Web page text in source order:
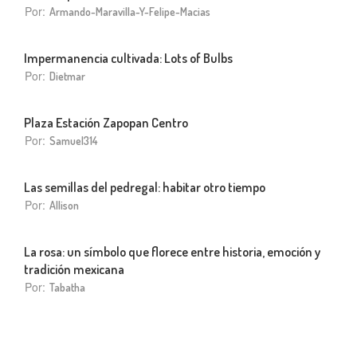
Por: Armando-Maravilla-Y-Felipe-Macias
Impermanencia cultivada: Lots of Bulbs
Por: Dietmar
Plaza Estación Zapopan Centro
Por: Samuel314
Las semillas del pedregal: habitar otro tiempo
Por: Allison
La rosa: un símbolo que florece entre historia, emoción y
tradición mexicana
Por: Tabatha